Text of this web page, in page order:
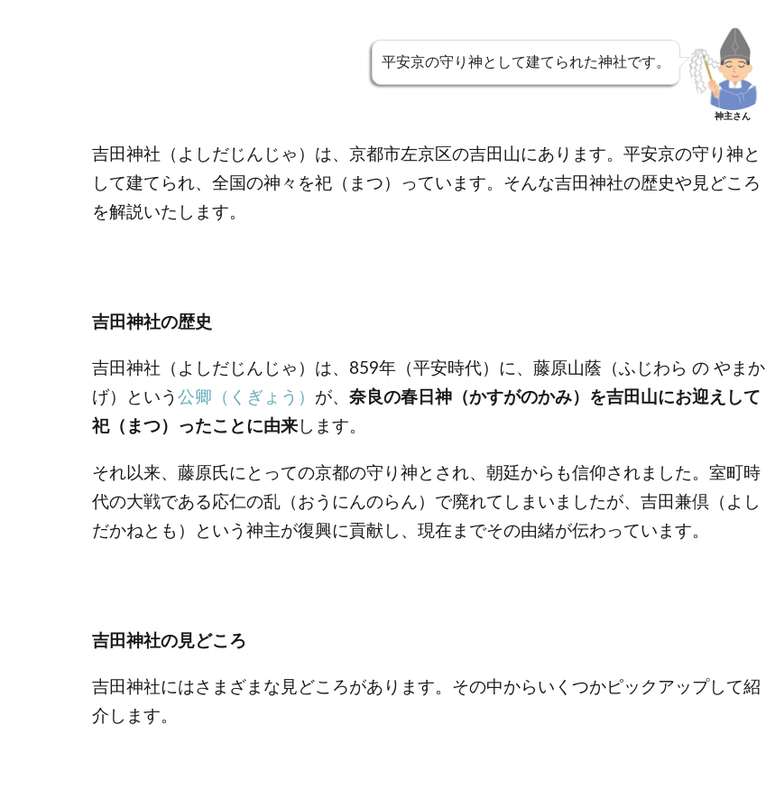
平安京の守り神として建てられた神社です。
神主さん
吉田神社（よしだじんじゃ）は、京都市左京区の吉田山にあります。平安京の守り神と
して建てられ、全国の神々を祀（まつ）っています。そんな吉田神社の歴史や見どころ
を解説いたします。
吉田神社の歴史
吉田神社（よしだじんじゃ）は、859年（平安時代）に、藤原山蔭（ふじわら の やまか
げ）という 公卿（くぎょう） が、 奈良の春日神（かすがのかみ）を吉田山にお迎えして
祀（まつ）ったことに由来 します。
それ以来、藤原氏にとっての京都の守り神とされ、朝廷からも信仰されました。室町時
代の大戦である応仁の乱（おうにんのらん）で廃れてしまいましたが、吉田兼倶（よし
だかねとも）という神主が復興に貢献し、現在までその由緒が伝わっています。
吉田神社の見どころ
吉田神社にはさまざまな見どころがあります。その中からいくつかピックアップして紹
介します。